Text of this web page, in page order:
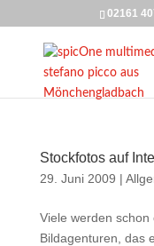
02161
Stockfotos auf
29. Juni 2009 |
Viele werden
Bildagenturen, das